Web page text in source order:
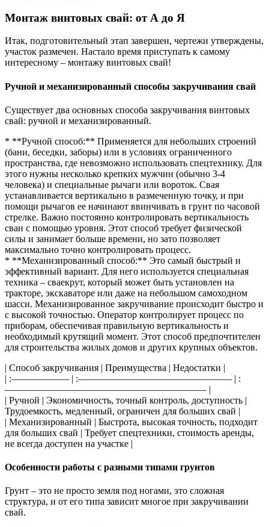
Монтаж винтовых свай: от А до Я
Итак, подготовительный этап завершен, чертежи утверждены,
участок размечен. Настало время приступать к самому
интересному – монтажу винтовых свай!
Ручной и механизированный способы закручивания свай
Существует два основных способа закручивания винтовых
свай: ручной и механизированный.
* **Ручной способ:** Применяется для небольших строений
(бани, беседки, заборы) или в условиях ограниченного
пространства, где невозможно использовать спецтехнику. Для
этого нужны несколько крепких мужчин (обычно 3-4
человека) и специальные рычаги или вороток. Свая
устанавливается вертикально в размеченную точку, и при
помощи рычагов ее начинают ввинчивать в грунт по часовой
стрелке. Важно постоянно контролировать вертикальность
сваи с помощью уровня. Этот способ требует физической
силы и занимает больше времени, но зато позволяет
максимально точно контролировать процесс.
* **Механизированный способ:** Это самый быстрый и
эффективный вариант. Для него используется специальная
техника – сваекрут, который может быть установлен на
тракторе, экскаваторе или даже на небольшом самоходном
шасси. Механизированное закручивание происходит быстро и
с высокой точностью. Оператор контролирует процесс по
приборам, обеспечивая правильную вертикальность и
необходимый крутящий момент. Этот способ предпочтителен
для строительства жилых домов и других крупных объектов.
| Способ закручивания | Преимущества | Недостатки |
| :—————— | :———————————————— | :
————————————————————— |
| Ручной | Экономичность, точный контроль, доступность |
Трудоемкость, медленный, ограничен для больших свай |
| Механизированный | Быстрота, высокая точность, подходит
для больших свай | Требует спецтехники, стоимость аренды,
не всегда доступен на участке |
Особенности работы с разными типами грунтов
Грунт – это не просто земля под ногами, это сложная
структура, и от его типа зависит многое при закручивании
свай.